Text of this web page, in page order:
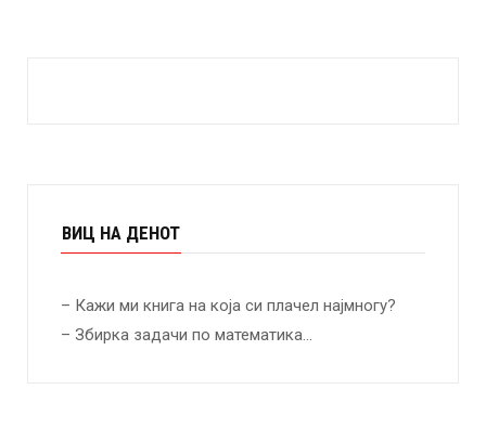
ВИЦ НА ДЕНОТ
– Кажи ми книга на која си плачел најмногу?
– Збирка задачи по математика…